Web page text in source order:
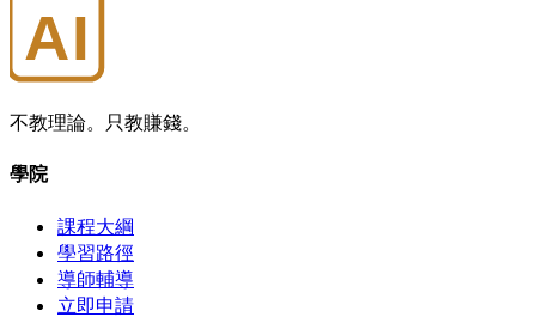
AI
不教理論。只教賺錢。
學院
課程大綱
學習路徑
導師輔導
立即申請